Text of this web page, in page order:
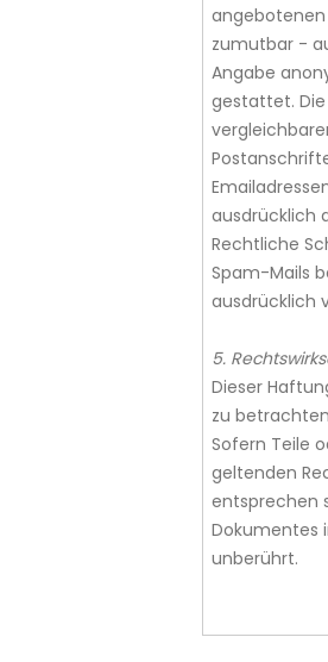
zumutbar -
Angabe
gestattet.
ausdrücklich
Rechtliche
Spam-Mails
ausdrücklich
5.
Dieser
zu
Sofern Teile
geltenden
entsprechen
Dokumentes
unberührt.